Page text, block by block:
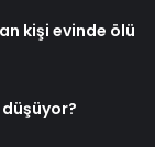
kişi evinde ölü